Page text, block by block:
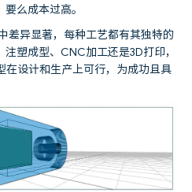
么成本过高。
差异显著，每种工艺都有其独特的
塑成型、CNC加工还是3D打印，
在设计和生产上可行，为成功且具